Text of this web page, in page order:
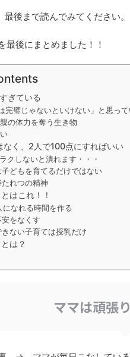
後まで読んでみてください。
最後にまとめました！！
ぎている
完璧じゃないといけない」と思っ
の体力を奪う生き物
なく、2人で100点にすればいい
クしないと潰れます・・・
どもを育てるだけではない
れつの精神
はこれ！！
になれる時間を作る
をなくす
ない子育ては授乳だけ
は？
ママは頑張